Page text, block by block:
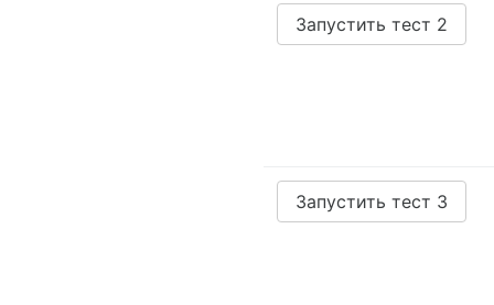
Запустить тест 2
Запустить тест 3